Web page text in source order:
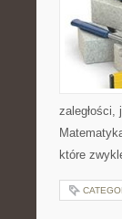
zaległości,
które